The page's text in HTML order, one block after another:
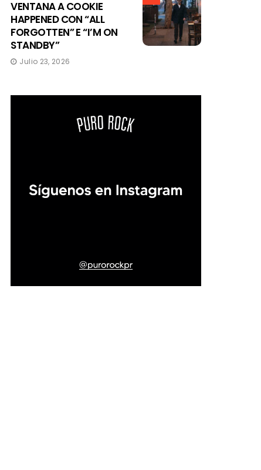
VENTANA A COOKIE
HAPPENED CON “ALL
FORGOTTEN” E “I’M ON
STANDBY”
Julio 23, 2026